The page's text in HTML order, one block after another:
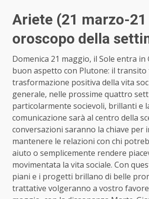
Ariete (21 marzo-
oroscopo della
Domenica 21 maggio, il Sole entra in
buon aspetto con Plutone: il transito
trasformazione positiva della vita
generale, nelle prossime quattro
particolarmente socievoli, brillanti e
comunicazione sarà al centro della
conversazioni saranno la chiave per
mantenere le relazioni con chi
aiuto o semplicemente rendere
movimentata la vita sociale. Con
piani e i progetti brillano di belle
trattative volgeranno a vostro